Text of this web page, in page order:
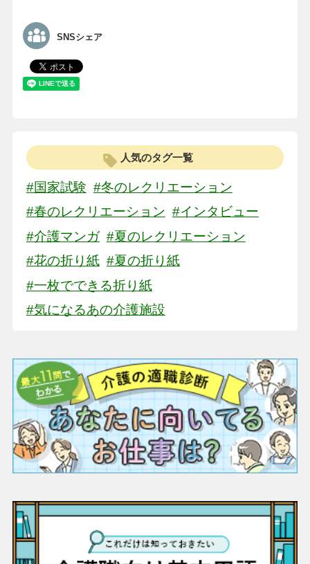
SNSシェア
人気のタグ一覧
#国家試験 #冬のレクリエーション
#春のレクリエーション #インタビュー
#介護マンガ #夏のレクリエーション
#花の折り紙 #夏の折り紙
#一枚でできる折り紙
#気になるあの介護施設